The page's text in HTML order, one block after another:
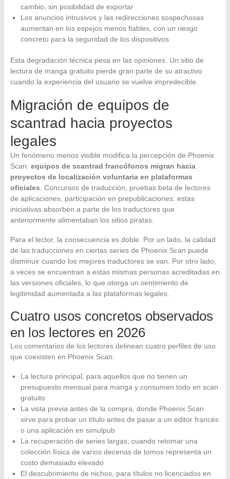
cambio, sin posibilidad de exportar
Los anuncios intrusivos y las redirecciones sospechosas
aumentan en los espejos menos fiables, con un riesgo
concreto para la seguridad de los dispositivos
Esta degradación técnica pesa en las opiniones. Un sitio de
lectura de manga gratuito pierde gran parte de su atractivo
cuando la experiencia del usuario se vuelve impredecible.
Migración de equipos de
scantrad hacia proyectos
legales
Un fenómeno menos visible modifica la percepción de Phoenix
Scan: equipos de scantrad francófonos migran hacia
proyectos de localización voluntaria en plataformas
oficiales. Concursos de traducción, pruebas beta de lectores
de aplicaciones, participación en prepublicaciones: estas
iniciativas absorben a parte de los traductores que
anteriormente alimentaban los sitios piratas.
Para el lector, la consecuencia es doble. Por un lado, la calidad
de las traducciones en ciertas series de Phoenix Scan puede
disminuir cuando los mejores traductores se van. Por otro lado,
a veces se encuentran a estas mismas personas acreditadas en
las versiones oficiales, lo que otorga un sentimiento de
legitimidad aumentada a las plataformas legales.
Cuatro usos concretos observados
en los lectores en 2026
Los comentarios de los lectores delinean cuatro perfiles de uso
que coexisten en Phoenix Scan:
La lectura principal, para aquellos que no tienen un
presupuesto mensual para manga y consumen todo en scan
gratuito
La vista previa antes de la compra, donde Phoenix Scan
sirve para probar un título antes de pasar a un editor francés
o una aplicación en simulpub
La recuperación de series largas, cuando retomar una
colección física de varios decenas de tomos representa un
costo demasiado elevado
El descubrimiento de nichos, para títulos no licenciados en